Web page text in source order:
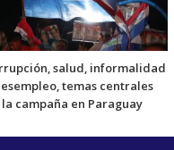
salud, informalidad
temas centrales
campaña en Paraguay